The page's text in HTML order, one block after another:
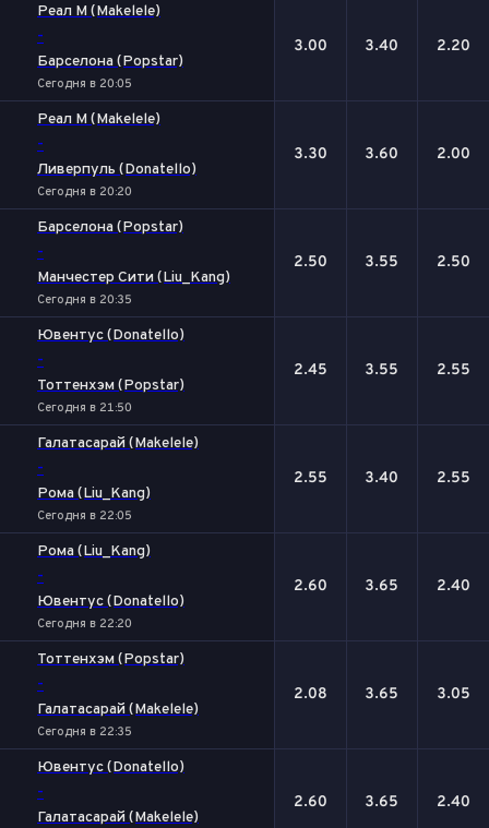
Реал М (Makelele)
-
Барселона (Popstar)
Сегодня в 20:05
3.00 3.40 2.20
Реал М (Makelele)
-
Ливерпуль (Donatello)
Сегодня в 20:20
3.30 3.60 2.00
Барселона (Popstar)
-
Манчестер Сити (Liu_Kang)
Сегодня в 20:35
2.50 3.55 2.50
Ювентус (Donatello)
-
Тоттенхэм (Popstar)
Сегодня в 21:50
2.45 3.55 2.55
Галатасарай (Makelele)
-
Рома (Liu_Kang)
Сегодня в 22:05
2.55 3.40 2.55
Рома (Liu_Kang)
-
Ювентус (Donatello)
Сегодня в 22:20
2.60 3.65 2.40
Тоттенхэм (Popstar)
-
Галатасарай (Makelele)
Сегодня в 22:35
2.08 3.65 3.05
Ювентус (Donatello)
-
Галатасарай (Makelele)
2.60 3.65 2.40